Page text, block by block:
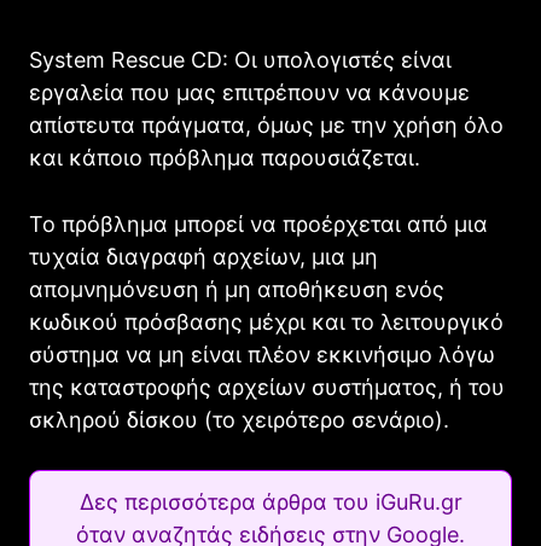
System Rescue CD: Οι υπολογιστές είναι
εργαλεία που μας επιτρέπουν να κάνουμε
απίστευτα πράγματα, όμως με την χρήση όλο
και κάποιο πρόβλημα παρουσιάζεται.
Το πρόβλημα μπορεί να προέρχεται από μια
τυχαία διαγραφή αρχείων, μια μη
απομνημόνευση ή μη αποθήκευση ενός
κωδικού πρόσβασης μέχρι και το λειτουργικό
σύστημα να μη είναι πλέον εκκινήσιμο λόγω
της καταστροφής αρχείων συστήματος, ή του
σκληρού δίσκου (το χειρότερο σενάριο).
Δες περισσότερα άρθρα του iGuRu.gr
όταν αναζητάς ειδήσεις στην Google.